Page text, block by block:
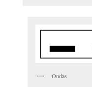
Ondas